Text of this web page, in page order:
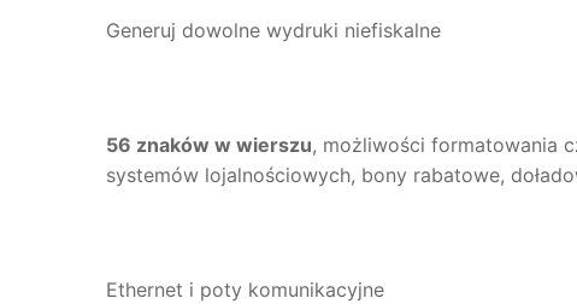
Generuj dowolne wydruki niefiskalne
56 znaków w wierszu, możliwości formatowania
systemów lojalnościowych, bony rabatowe,
Ethernet i poty komunikacyjne